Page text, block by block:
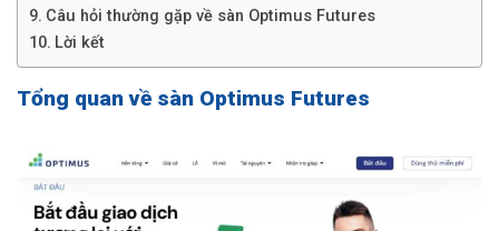
Câu hỏi thường gặp về sàn Optimus Futures
Lời kết
Tổng quan về sàn Optimus Futures